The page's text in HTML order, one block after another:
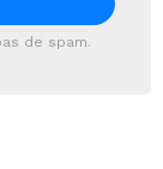
de spam.